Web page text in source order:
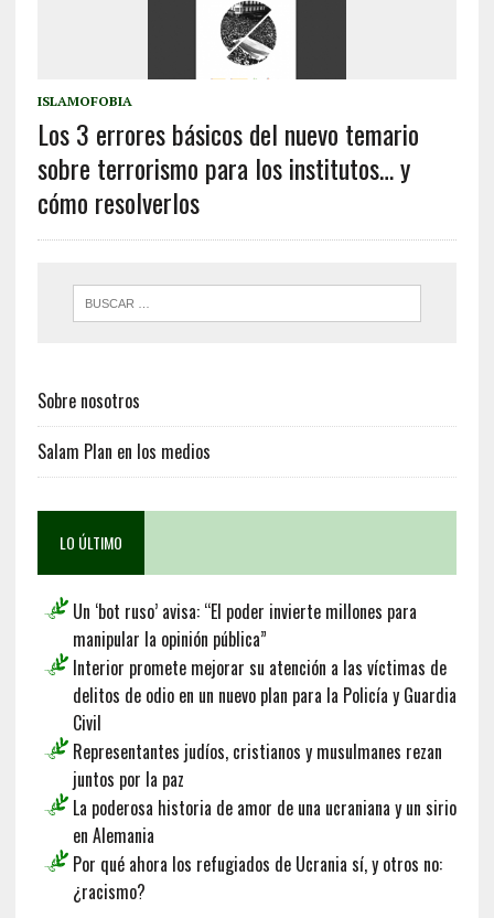
ISLAMOFOBIA
Los 3 errores básicos del nuevo temario
sobre terrorismo para los institutos… y
cómo resolverlos
Sobre nosotros
Salam Plan en los medios
LO ÚLTIMO
Un ‘bot ruso’ avisa: “El poder invierte millones para
manipular la opinión pública”
Interior promete mejorar su atención a las víctimas de
delitos de odio en un nuevo plan para la Policía y Guardia
Civil
Representantes judíos, cristianos y musulmanes rezan
juntos por la paz
La poderosa historia de amor de una ucraniana y un sirio
en Alemania
Por qué ahora los refugiados de Ucrania sí, y otros no:
¿racismo?